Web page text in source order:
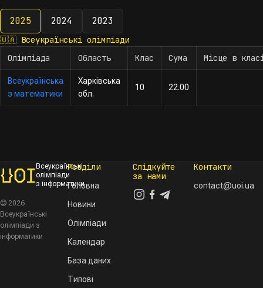
2025 2024 2023
2025
🇺🇦 Всеукраїнські олімпіади
Олімпіада
Область Клас Сума Місце в
Всеукраїнська
з математики
Харківська
обл.
10 22.00
Всеукраїнські
олімпіади
з інформатики
© 2026
Всеукраїнські
олімпіади з
інформатики
Розділи
Головна
Новини
Олімпіади
Календар
База даних
Типові
Слідкуйте
за нами
Контакти
contact@uoi.ua